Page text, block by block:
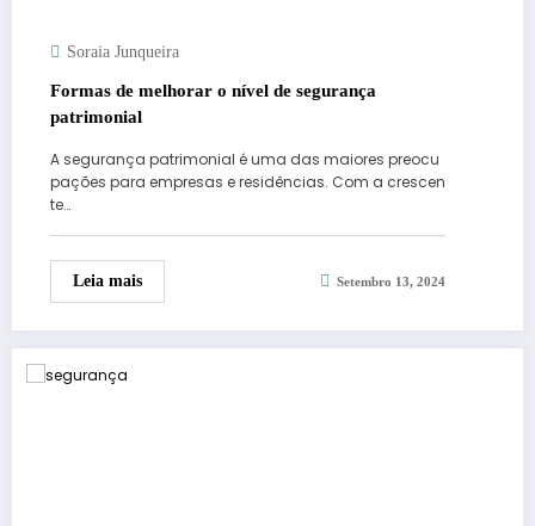
Soraia Junqueira
Formas de melhorar o nível de segurança
patrimonial
A segurança patrimonial é uma das maiores preocu
pações para empresas e residências. Com a crescen
te…
Leia mais Setembro 13, 2024